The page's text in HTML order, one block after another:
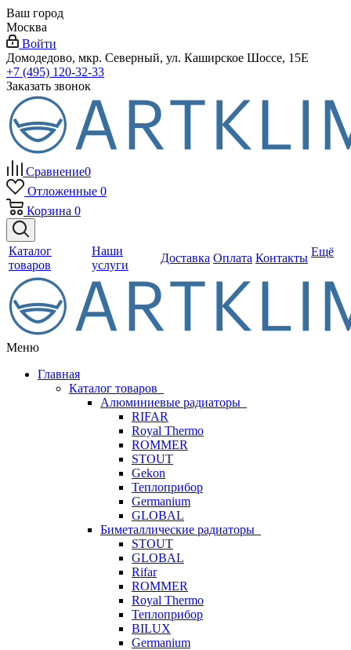
Ваш город
Москва
Войти
Домодедово, мкр. Северный, ул. Каширское Шоссе, 15Е
+7 (495) 120-32-33
Заказать звонок
Сравнение0
Отложенные 0
Корзина 0
Каталог
товаров
Наши
услуги
Доставка Оплата Контакты Ещё
Меню
Главная
Каталог товаров
Алюминиевые радиаторы
RIFAR
Royal Thermo
ROMMER
STOUT
Gekon
Теплоприбор
Germanium
GLOBAL
Биметаллические радиаторы
STOUT
GLOBAL
Rifar
ROMMER
Royal Thermo
Теплоприбор
BILUX
Germanium